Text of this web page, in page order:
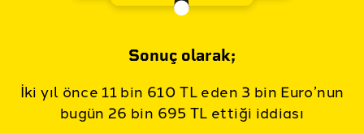
Sonuç olarak;
İki yıl önce 11 bin 610 TL eden 3 bin Euro’nun
bugün 26 bin 695 TL ettiği iddiası